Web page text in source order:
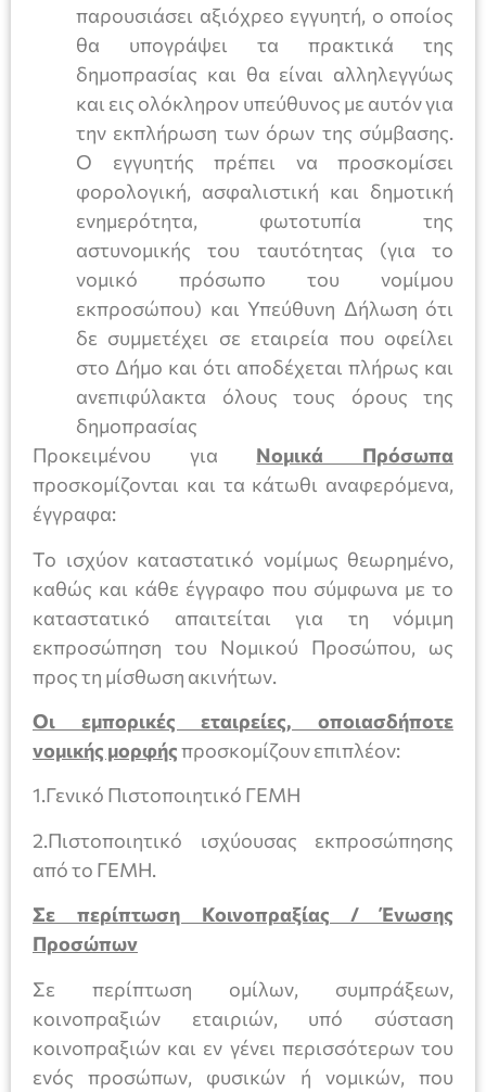
παρουσιάσει αξιόχρεο εγγυητή, ο οποίος
θα υπογράψει τα πρακτικά της
δημοπρασίας και θα είναι αλληλεγγύως
και εις ολόκληρον υπεύθυνος με αυτόν για
την εκπλήρωση των όρων της σύμβασης.
Ο εγγυητής πρέπει να προσκομίσει
φορολογική, ασφαλιστική και δημοτική
ενημερότητα, φωτοτυπία της
αστυνομικής του ταυτότητας (για το
νομικό πρόσωπο του νομίμου
εκπροσώπου) και Υπεύθυνη Δήλωση ότι
δε συμμετέχει σε εταιρεία που οφείλει
στο Δήμο και ότι αποδέχεται πλήρως και
ανεπιφύλακτα όλους τους όρους της
δημοπρασίας
Προκειμένου για
Νομικά Πρόσωπα
προσκομίζονται και τα κάτωθι αναφερόμενα,
έγγραφα:
Το ισχύον καταστατικό νομίμως θεωρημένο,
καθώς και κάθε έγγραφο που σύμφωνα με το
καταστατικό απαιτείται για τη νόμιμη
εκπροσώπηση του Νομικού Προσώπου, ως
προς τη μίσθωση ακινήτων.
Οι εμπορικές εταιρείες, οποιασδήποτε
νομικής μορφήςπροσκομίζουν επιπλέον:
1.Γενικό Πιστοποιητικό ΓΕΜΗ
2.Πιστοποιητικό ισχύουσας εκπροσώπησης
από το ΓΕΜΗ.
Σε περίπτωση Κοινοπραξίας / Ένωσης
Προσώπων
Σε περίπτωση ομίλων, συμπράξεων,
κοινοπραξιών εταιριών, υπό σύσταση
κοινοπραξιών και εν γένει περισσότερων του
ενός προσώπων, φυσικών ή νομικών, που